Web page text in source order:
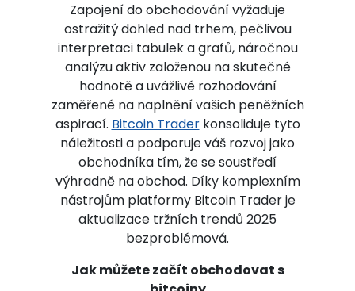
Zapojení do obchodování vyžaduje
ostražitý dohled nad trhem, pečlivou
interpretaci tabulek a grafů, náročnou
analýzu aktiv založenou na skutečné
hodnotě a uvážlivé rozhodování
zaměřené na naplnění vašich peněžních
aspirací. Bitcoin Traderkonsoliduje tyto
náležitosti a podporuje váš rozvoj jako
obchodníka tím, že se soustředí
výhradně na obchod. Díky komplexním
nástrojům platformy Bitcoin Trader je
aktualizace tržních trendů 2025
bezproblémová.
Jak můžete začít obchodovat s